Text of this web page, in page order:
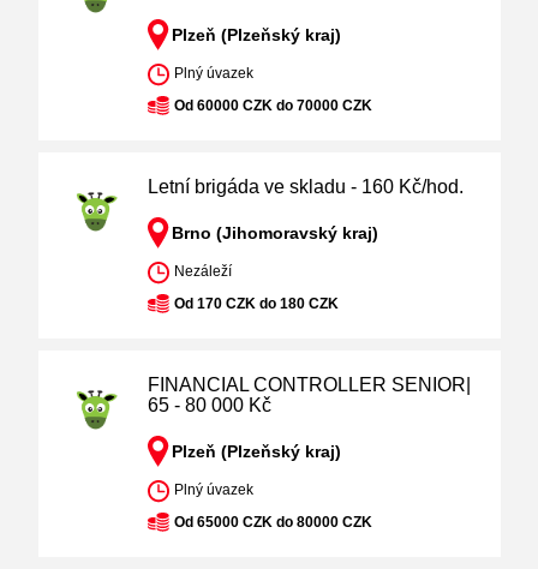
Plzeň (Plzeňský kraj)
Plný úvazek
Od 60000 CZK do 70000 CZK
Letní brigáda ve skladu - 160 Kč/hod.
Brno (Jihomoravský kraj)
Nezáleží
Od 170 CZK do 180 CZK
FINANCIAL CONTROLLER SENIOR|
65 - 80 000 Kč
Plzeň (Plzeňský kraj)
Plný úvazek
Od 65000 CZK do 80000 CZK